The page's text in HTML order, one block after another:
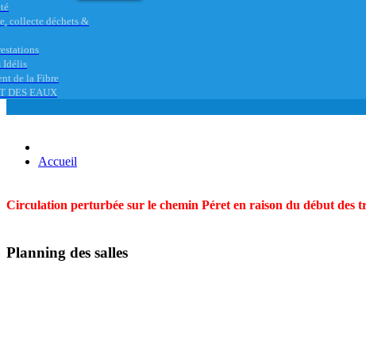
collecte déchets &
Idélis
de la Fibre
DES EAUX
Accueil
Circulation perturbée sur le chemin Péret en raison du début des
Planning des salles